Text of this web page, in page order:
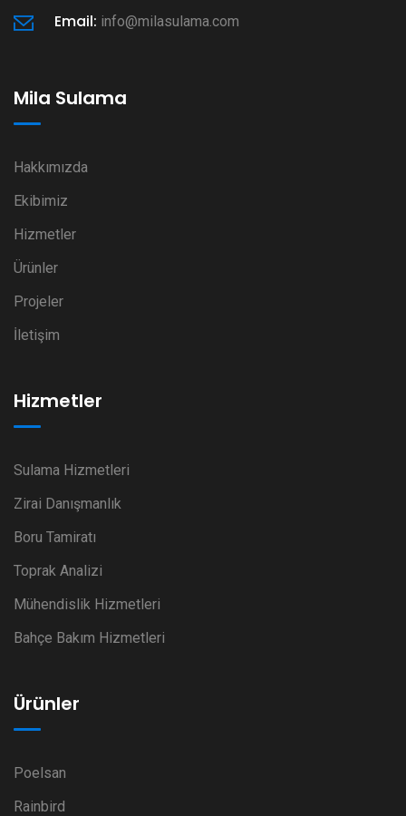
Email: info@milasulama.com
Mila Sulama
Hakkımızda
Ekibimiz
Hizmetler
Ürünler
Projeler
İletişim
Hizmetler
Sulama Hizmetleri
Zirai Danışmanlık
Boru Tamiratı
Toprak Analizi
Mühendislik Hizmetleri
Bahçe Bakım Hizmetleri
Ürünler
Poelsan
Rainbird